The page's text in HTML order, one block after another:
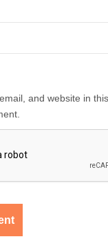
and website in